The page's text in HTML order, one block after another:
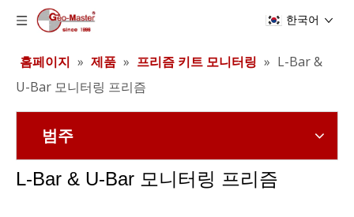
한국어
홈페이지 » 제품 » 프리즘 키트 모니터링 » L-Bar &
U-Bar 모니터링 프리즘
범주
L-Bar & U-Bar 모니터링 프리즘